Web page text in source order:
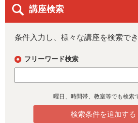
講座検索
条件入力し、様々な講座を検索でき
フリーワード検索
曜日、時間帯、教室等でも検索
検索条件を追加する